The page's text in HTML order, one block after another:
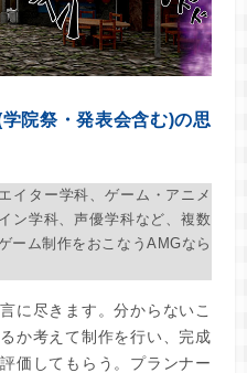
院祭・発表会含む)の思
ター学科、ゲーム・アニメ
ン学科、声優学科など、複数
ーム制作をおこなうAMGなら
に尽きます。分からないこ
か考えて制作を行い、完成
価してもらう。プランナー